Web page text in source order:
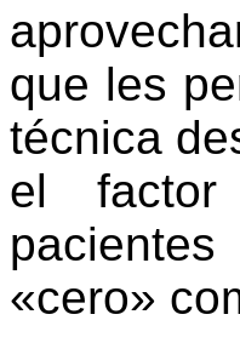
que les
técnica
el factor
«cero»